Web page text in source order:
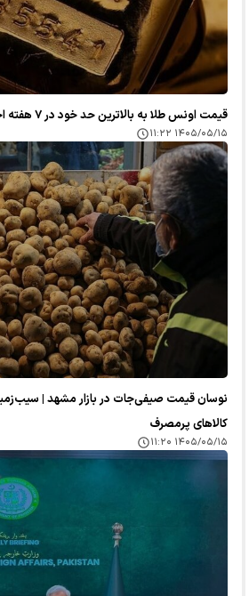
قیمت اونس طلا به بالاترین حد خود در ۷ هفته اخیر رسید
۱۴۰۵/۰۵/۱۵ ۱۱:۲۲
نوسان قیمت صیفی‌جات در بازار مشهد |
کالا‌های پرمصرف
۱۴۰۵/۰۵/۱۵ ۱۱:۲۰